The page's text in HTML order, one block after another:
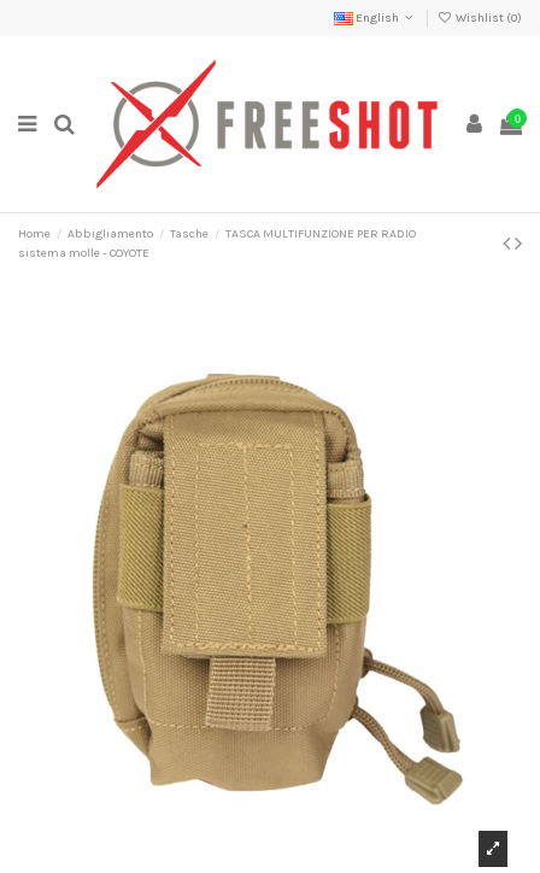
English Wishlist (0)
0
Home Abbigliamento Tasche
TASCA MULTIFUNZIONE PER RADIO
sistema molle - COYOTE